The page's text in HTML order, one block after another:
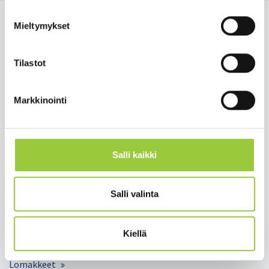
Mieltymykset
Tilastot
Markkinointi
Salli kaikki
Salli valinta
Kiellä
Salmelankuja 1, 88300 Paltamo
y-tunnus 0188808-0
Varhaiskasvatus ja opetus
Matkailu ja vapaa-aika
Kunta ja hallinto
Lomakkeet